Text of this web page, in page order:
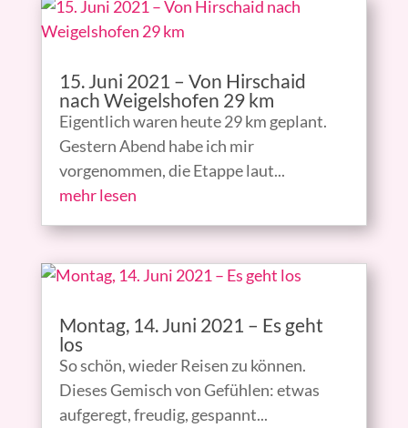
15. Juni 2021 – Von Hirschaid
nach Weigelshofen 29 km
Eigentlich waren heute 29 km geplant.
Gestern Abend habe ich mir
vorgenommen, die Etappe laut...
mehr lesen
Montag, 14. Juni 2021 – Es geht
los
So schön, wieder Reisen zu können.
Dieses Gemisch von Gefühlen: etwas
aufgeregt, freudig, gespannt...